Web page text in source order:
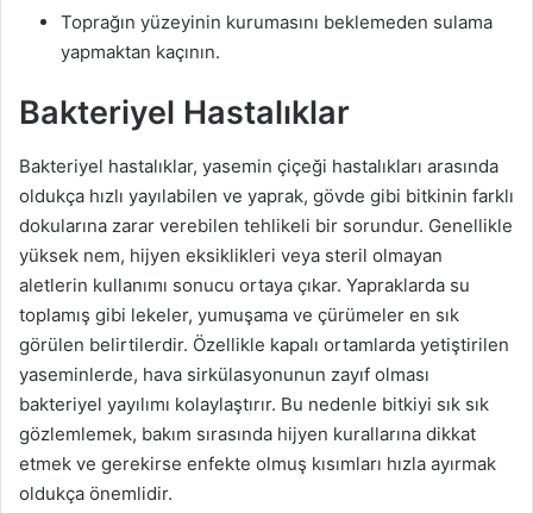
Toprağın yüzeyinin kurumasını beklemeden sulama
yapmaktan kaçının.
Bakteriyel Hastalıklar
Bakteriyel hastalıklar, yasemin çiçeği hastalıkları arasında
oldukça hızlı yayılabilen ve yaprak, gövde gibi bitkinin farklı
dokularına zarar verebilen tehlikeli bir sorundur. Genellikle
yüksek nem, hijyen eksiklikleri veya steril olmayan
aletlerin kullanımı sonucu ortaya çıkar. Yapraklarda su
toplamış gibi lekeler, yumuşama ve çürümeler en sık
görülen belirtilerdir. Özellikle kapalı ortamlarda yetiştirilen
yaseminlerde, hava sirkülasyonunun zayıf olması
bakteriyel yayılımı kolaylaştırır. Bu nedenle bitkiyi sık sık
gözlemlemek, bakım sırasında hijyen kurallarına dikkat
etmek ve gerekirse enfekte olmuş kısımları hızla ayırmak
oldukça önemlidir.